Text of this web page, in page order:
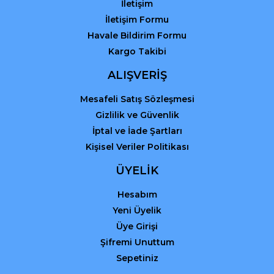
Gönder
İletişim
İletişim Formu
Havale Bildirim Formu
Kargo Takibi
ALIŞVERİŞ
Mesafeli Satış Sözleşmesi
Gizlilik ve Güvenlik
İptal ve İade Şartları
Kişisel Veriler Politikası
ÜYELİK
Hesabım
Yeni Üyelik
Üye Girişi
Şifremi Unuttum
Sepetiniz